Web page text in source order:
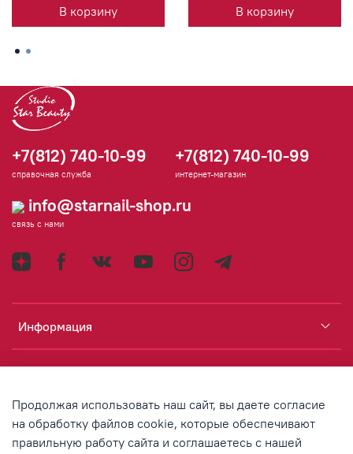
В корзину В корзину
Информация
Аккаунт
+7(812) 740-10-99
справочная служба
+7(812) 740-10-99
интернет-магазин
info@starnail-shop.ru
связь с нами
Продолжая использовать наш сайт, вы даете согласие
на обработку файлов cookie, которые обеспечивают
правильную работу сайта и соглашаетесь с нашей